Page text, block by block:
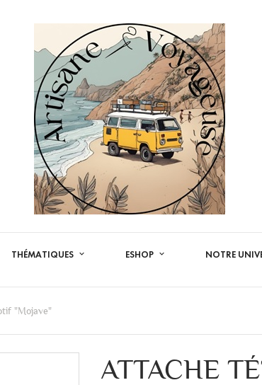
THÉMATIQUES ESHOP NOTRE
"Mojave"
ATTACHE